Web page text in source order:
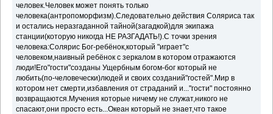
человек.Человек может понять только
человека(антропоморфизм).Следовательно действия Соляриса так
и остались неразгаданной тайной(загадкой)для экипажа
станции(которую никогда НЕ РАЗГАДАТЬ!).С точки зрения
человека:Солярис Бог-ребёнок,который "играет"с
человеком,наивный ребёнок с зеркалом в котором отражаются
люди!Его"гости"созданы Ущербным богом-бог который не
любить(по-человечески)людей и своих созданий"гостей".Мир в
котором нет смерти,избавления от страданий и..."гости" постоянно
возвращаются.Мучения которые ничему не служат,никого не
спасают,они просто есть...Океан который не знает,что такое